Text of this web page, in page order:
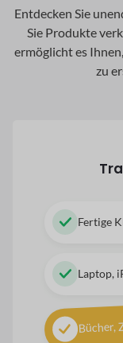
Entdecken Sie
Sie Produkte
ermöglicht es
zu
Fertige
Laptop,
Bücher,